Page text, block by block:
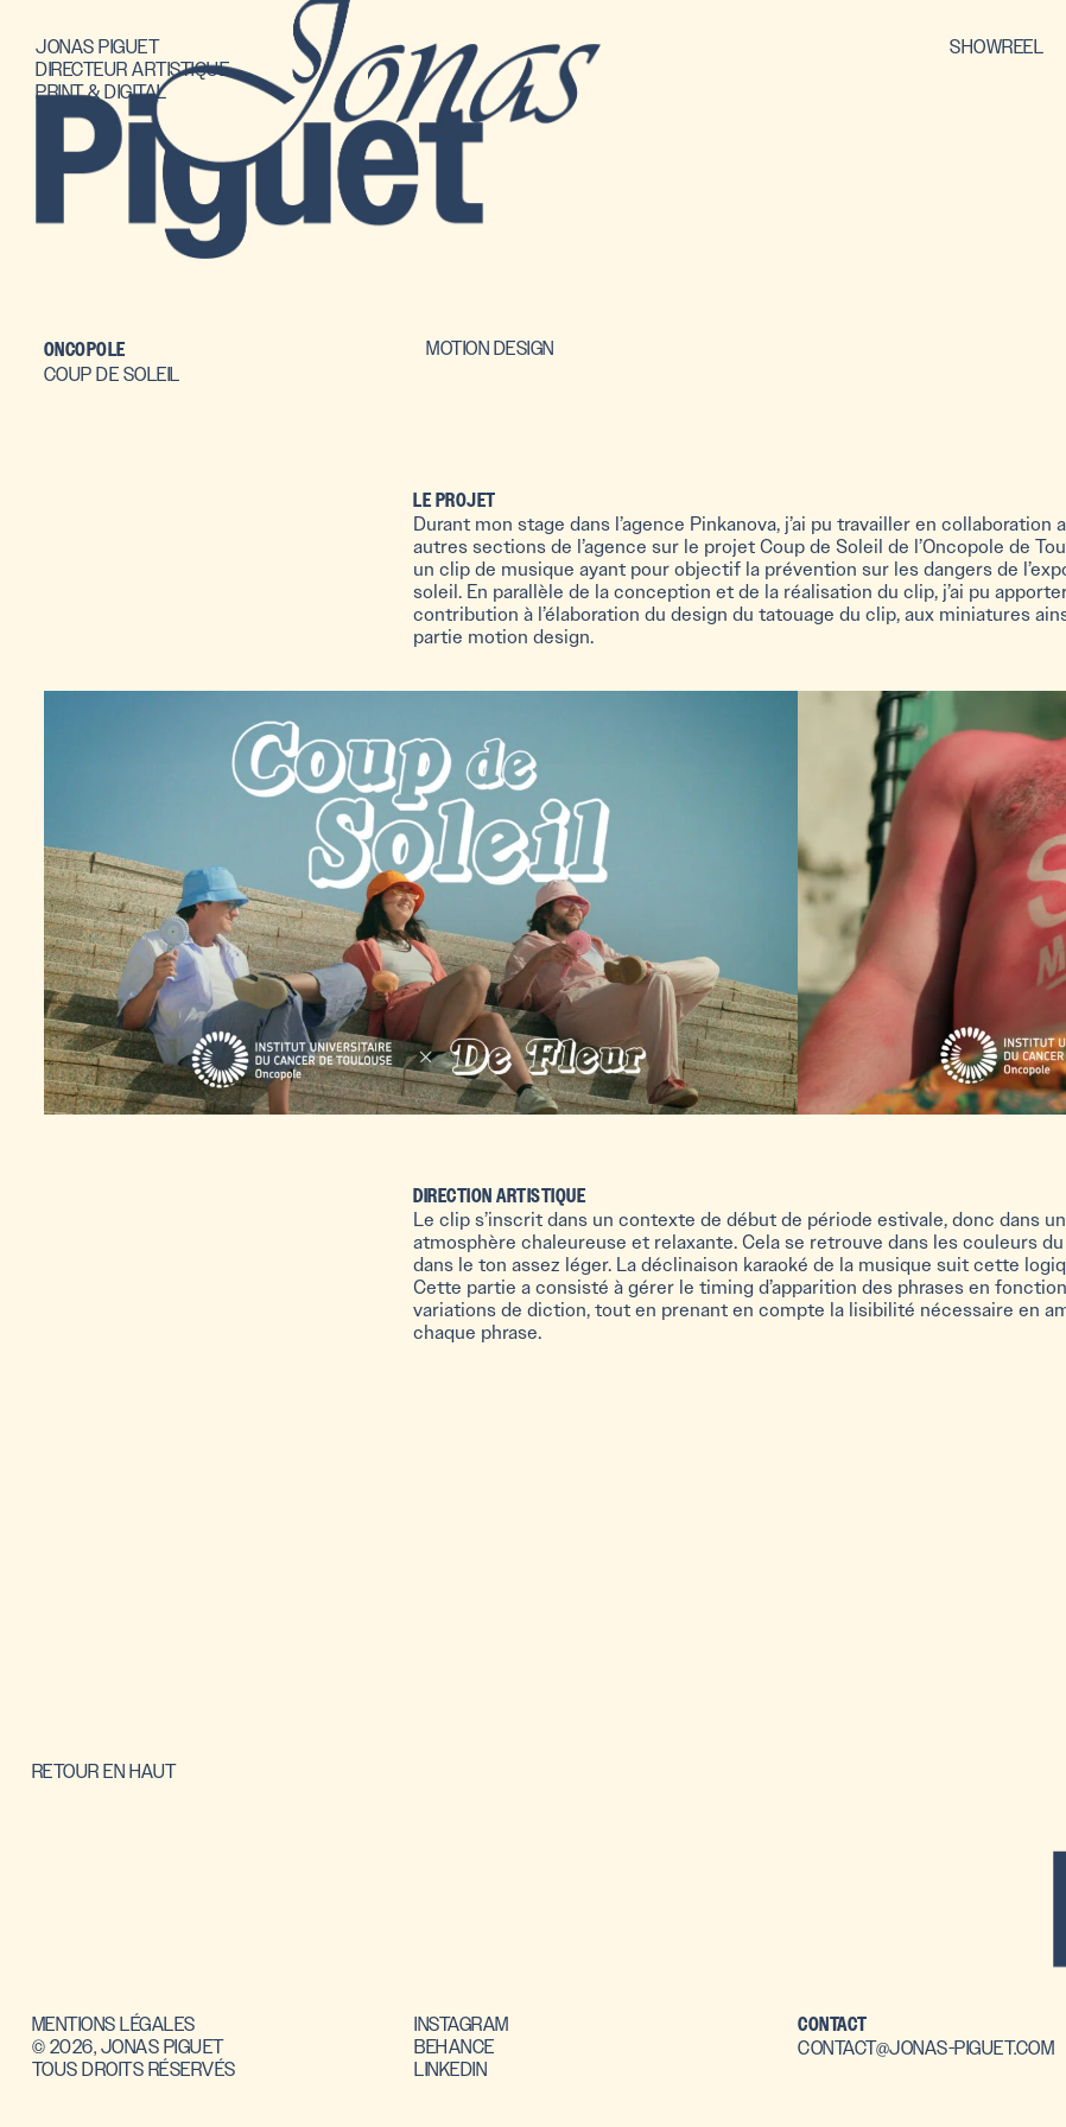
JONAS PIGUET
DIRECTEUR ARTISTIQUE
PRINT & DIGITAL
SHOWREEL
ONCOPOLE
COUP DE SOLEIL
MOTION DESIGN
LE PROJET
Durant mon stage dans l’agence Pinkanova, j’ai pu travailler en collaboration
autres sections de l’agence sur le projet Coup de Soleil de l’Oncopole de
un clip de musique ayant pour objectif la prévention sur les dangers de
soleil. En parallèle de la conception et de la réalisation du clip, j’ai pu
contribution à l’élaboration du design du tatouage du clip, aux miniatures
partie motion design.
DIRECTION ARTISTIQUE
Le clip s’inscrit dans un contexte de début de période estivale, donc dans
atmosphère chaleureuse et relaxante. Cela se retrouve dans les couleurs
dans le ton assez léger. La déclinaison karaoké de la musique suit cette
Cette partie a consisté à gérer le timing d’apparition des phrases en
variations de diction, tout en prenant en compte la lisibilité nécessaire en
chaque phrase.
RETOUR EN HAUT
MENTIONS LÉGALES
© 2026, JONAS PIGUET
TOUS DROITS RÉSERVÉS
INSTAGRAM
BEHANCE
LINKEDIN
CONTACT
CONTACT@JONAS-PIGUET.COM